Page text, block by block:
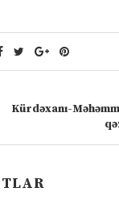
Kürdəxanı-